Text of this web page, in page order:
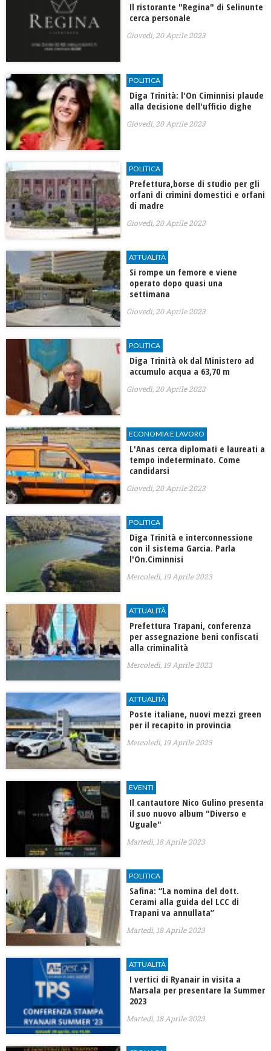
Il ristorante "Regina" di Selinunte
cerca personale
Giovedì, 20 Aprile 2023
POLITICA
Diga Trinità: l'On Ciminnisi plaude
alla decisione dell'ufficio dighe
Giovedì, 20 Aprile 2023
POLITICA
Prefettura,borse di studio per gli
orfani di crimini domestici e orfani
di madre
Giovedì, 20 Aprile 2023
ATTUALITÀ
Si rompe un femore e viene
operato dopo quasi una
settimana
Giovedì, 20 Aprile 2023
POLITICA
Diga Trinità ok dal Ministero ad
accumulo acqua a 63,70 m
Giovedì, 20 Aprile 2023
ECONOMIA E LAVORO
L'Anas cerca diplomati e laureati a
tempo indeterminato. Come
candidarsi
Giovedì, 20 Aprile 2023
POLITICA
Diga Trinità e interconnessione
con il sistema Garcia. Parla
l'On.Ciminnisi
Mercoledì, 19 Aprile 2023
ATTUALITÀ
Prefettura Trapani, conferenza
per assegnazione beni confiscati
alla criminalità
Mercoledì, 19 Aprile 2023
ATTUALITÀ
Poste italiane, nuovi mezzi green
per il recapito in provincia
Mercoledì, 19 Aprile 2023
EVENTI
Il cantautore Nico Gulino presenta
il suo nuovo album "Diverso e
Uguale"
Martedì, 18 Aprile 2023
POLITICA
Safina: “La nomina del dott.
Cerami alla guida del LCC di
Trapani va annullata”
Martedì, 18 Aprile 2023
ATTUALITÀ
I vertici di Ryanair in visita a
Marsala per presentare la Summer
2023
Martedì, 18 Aprile 2023